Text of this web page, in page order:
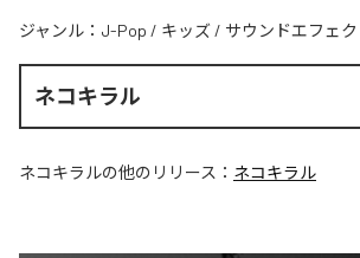
ジャンル： J-Pop / キッズ / サウンドエフェク
ネコキラル
ネコキラルの他のリリース： ネコキラル